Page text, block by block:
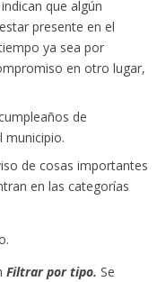
que algún
presente en el
ya sea por
en otro lugar,
de
municipio.
de cosas importantes
en las categorías
Filtrar por tipo. Se